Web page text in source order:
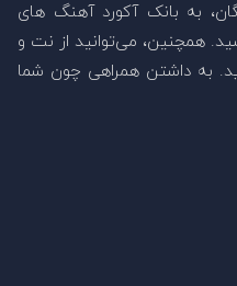
به بانک آکورد آهنگ های
همچنین، می‌توانید از نت و
به داشتن همراهی چون شما